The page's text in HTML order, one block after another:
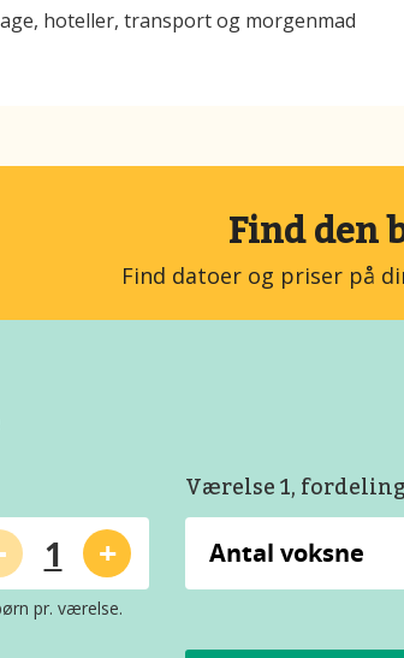
hoteller, transport og morgenmad
Find den
Find datoer og priser på
+
pr. værelse.
Værelse 1,
Antal voksne